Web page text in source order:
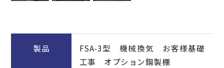
製品
FSA-3型 機械換気 お客様基礎
工事 オプション鋼製棚